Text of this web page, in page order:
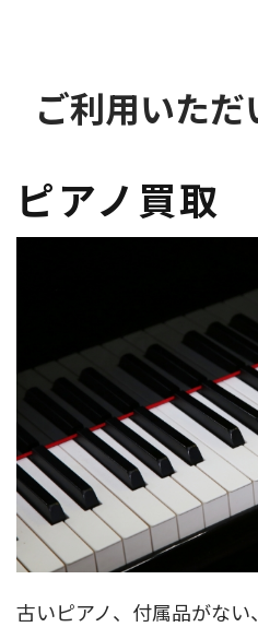
ご利用いた
ピアノ買取
古いピアノ、付属品がな